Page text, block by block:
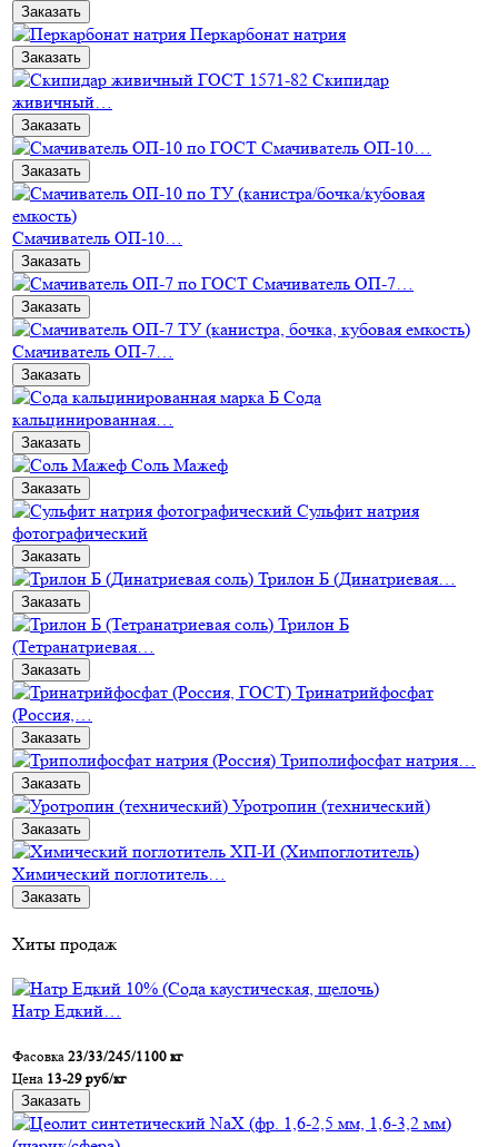
Заказать
Перкарбонат натрия
Заказать
Скипидар
живичный…
Заказать
Смачиватель ОП-10…
Заказать
Смачиватель ОП-10…
Заказать
Смачиватель ОП-7…
Заказать
Смачиватель ОП-7…
Заказать
Сода
кальцинированная…
Заказать
Соль Мажеф
Заказать
Сульфит натрия
фотографический
Заказать
Трилон Б (Динатриевая…
Заказать
Трилон Б
(Тетранатриевая…
Заказать
Тринатрийфосфат
(Россия,…
Заказать
Триполифосфат натрия…
Заказать
Уротропин (технический)
Заказать
Химический поглотитель…
Заказать
Хиты продаж
Натр Едкий…
Фасовка 23/33/245/1100 кг
Цена 13-29 руб/кг
Заказать